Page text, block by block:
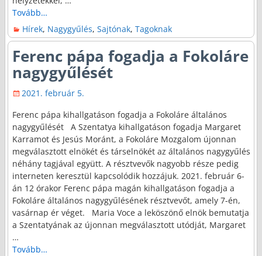
Tovább…
Hírek, Nagygyűlés,Sajtónak,Tagoknak
Ferenc pápa fogadja a Fokoláre
nagygyűlését
2021. február 5.
Ferenc pápa kihallgatáson fogadja a Fokoláre általános
nagygyűlését A Szentatya kihallgatáson fogadja Margaret
Karramot és Jesús Moránt, a Fokoláre Mozgalom újonnan
megválasztott elnökét és társelnökét az általános nagygyűlés
néhány tagjával együtt. A résztvevők nagyobb része pedig
interneten keresztül kapcsolódik hozzájuk. 2021. február 6-
án 12 órakor Ferenc pápa magán kihallgatáson fogadja a
Fokoláre általános nagygyűlésének résztvevőt, amely 7-én,
vasárnap ér véget. Maria Voce a leköszönő elnök bemutatja
a Szentatyának az újonnan megválasztott utódját, Margaret
…
Tovább…